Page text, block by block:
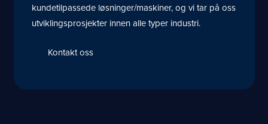
kundetilpassede løsninger/maskiner, og vi tar på oss
utviklingsprosjekter innen alle typer industri.
Kontakt oss